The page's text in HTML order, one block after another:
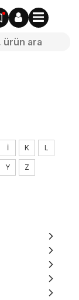
I K L
Y Z